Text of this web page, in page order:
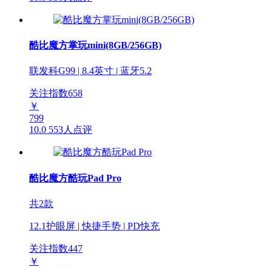
酷比魔方掌玩mini(8GB/256GB)
联发科G99 | 8.4英寸 | 蓝牙5.2
关注指数658
￥
799
10.0 553人点评
酷比魔方酷玩Pad Pro
共2款
12.1护眼屏 | 快捷手势 | PD快充
关注指数447
￥